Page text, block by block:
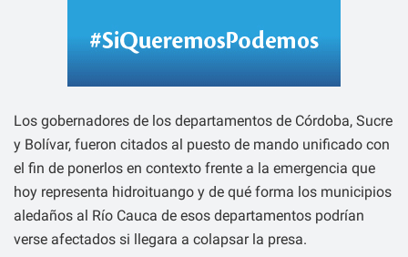
Los gobernadores de los departamentos de Córdoba, Sucre
y Bolívar, fueron citados al puesto de mando unificado con
el fin de ponerlos en contexto frente a la emergencia que
hoy representa hidroituango y de qué forma los municipios
aledaños al Río Cauca de esos departamentos podrían
verse afectados si llegara a colapsar la presa.